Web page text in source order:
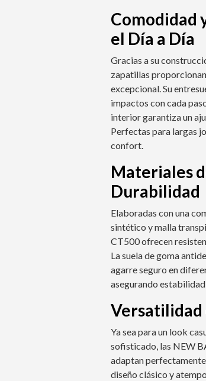
Comodidad
el Día a Día
Gracias a su
zapatillas
excepcional. Su
impactos con cada
interior garantiza un
Perfectas para largas
confort.
Materiales
Durabilidad
Elaboradas con una
sintético y malla
CT500 ofrecen
La suela de goma
agarre seguro en
asegurando
Versatilidad
Ya sea para un look
sofisticado, las NEW
adaptan
diseño clásico y